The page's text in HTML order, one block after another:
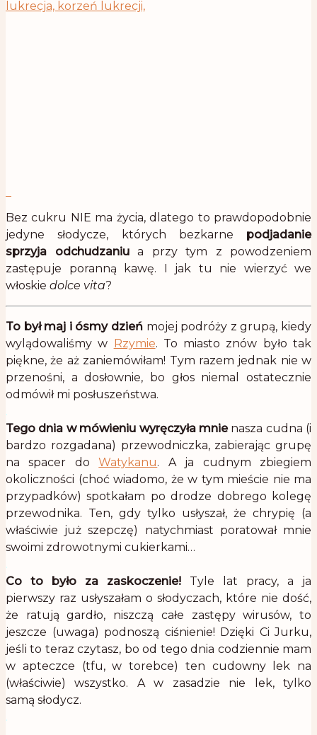
Bez cukru NIE ma życia, dlatego to prawdopodobnie
jedyne słodycze, których bezkarne podjadanie
sprzyja odchudzaniua przy tym z powodzeniem
zastępuje poranną kawę. I jak tu nie wierzyć we
włoskie dolce vita?
To był maj i ósmy dzień mojej podróży z grupą, kiedy
wylądowaliśmy w Rzymie. To miasto znów było tak
piękne, że aż zaniemówiłam! Tym razem jednak nie w
przenośni, a dosłownie, bo głos niemal ostatecznie
odmówił mi posłuszeństwa.
.
Tego dnia w mówieniu wyręczyła mnienasza cudna (i
bardzo rozgadana) przewodniczka, zabierając grupę
na spacer doWatykanu. A ja cudnym zbiegiem
okoliczności (choć wiadomo, że w tym mieście nie ma
przypadków) spotkałam po drodze dobrego kolegę
przewodnika. Ten, gdy tylko usłyszał, że chrypię (a
właściwie już szepczę) natychmiast poratował mnie
swoimi zdrowotnymi cukierkami…
.
Co to było za zaskoczenie! Tyle lat pracy, a ja
pierwszy raz usłyszałam o słodyczach, które nie dość,
że ratują gardło, niszczą całe zastępy wirusów, to
jeszcze (uwaga) podnoszą ciśnienie! Dzięki Ci Jurku,
jeśli to teraz czytasz, bo od tego dnia codziennie mam
w apteczce (tfu, w torebce) ten cudowny lek na
(właściwie) wszystko. A w zasadzie nie lek, tylko
samą słodycz.
.